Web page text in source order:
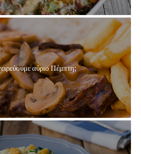
αύριο Πέμπτη;